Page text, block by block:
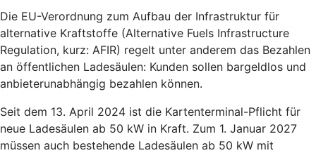
Die EU-Verordnung zum Aufbau der Infrastruktur für
alternative Kraftstoffe (Alternative Fuels Infrastructure
Regulation, kurz: AFIR) regelt unter anderem das Bezahlen
an öffentlichen Ladesäulen: Kunden sollen bargeldlos und
anbieterunabhängig bezahlen können.
Seit dem 13. April 2024 ist die Kartenterminal-Pflicht für
neue Ladesäulen ab 50 kW in Kraft. Zum 1. Januar 2027
müssen auch bestehende Ladesäulen ab 50 kW mit